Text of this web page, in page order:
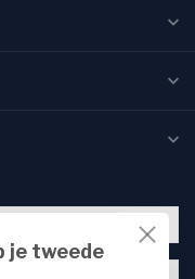
je tweede